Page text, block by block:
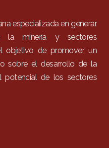
especializada en generar
la minería y sectores
objetivo de promover un
sobre el desarrollo de la
potencial de los sectores